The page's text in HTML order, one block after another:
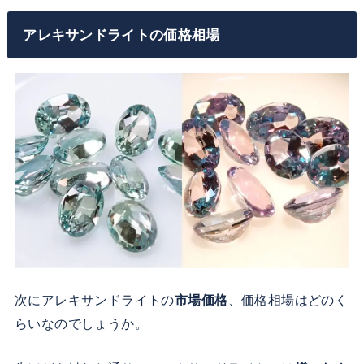
アレキサンドライトの価格相場
次にアレキサンドライトの市場価格、価格相場はどのく
らいなのでしょうか。